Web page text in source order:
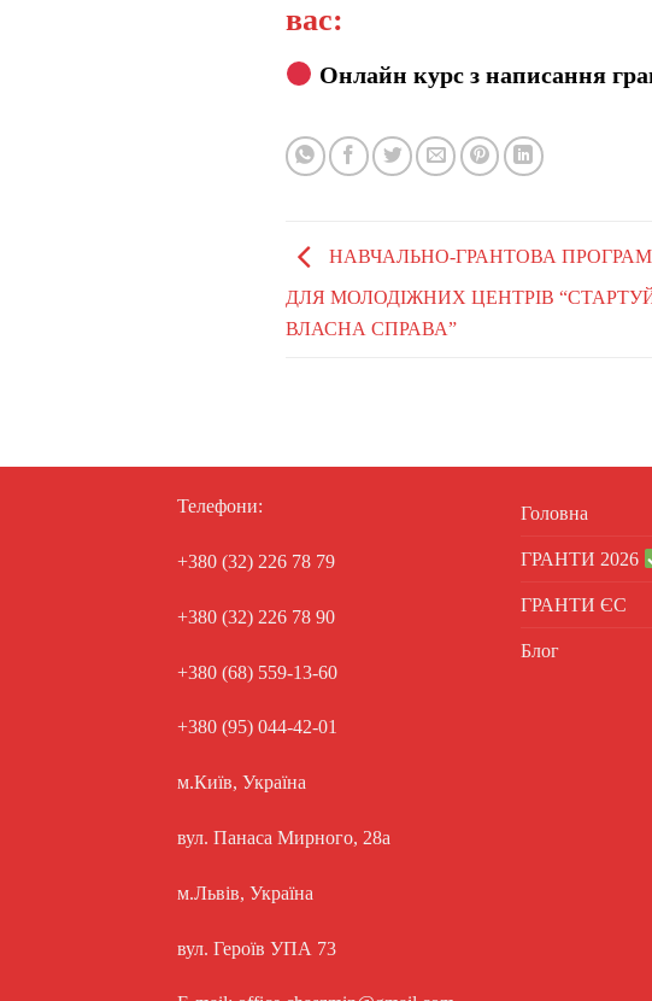
вас:
Онлайн курс з написання
НАВЧАЛЬНО-ГРАНТОВА
ДЛЯ МОЛОДІЖНИХ ЦЕНТРІВ
ВЛАСНА СПРАВА”
Телефони:
+380 (32) 226 78 79
+380 (32) 226 78 90
+380 (68) 559-13-60
+380 (95) 044-42-01
м.Київ, Україна
вул. Панаса Мирного, 28а
м.Львів, Україна
вул. Героїв УПА 73
Головна
ГРАНТИ 2026
ГРАНТИ ЄС
Блог